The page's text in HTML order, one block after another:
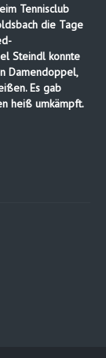
Tennisclub
die Tage
Steindl konnte
Damendoppel,
Es gab
heiß umkämpft.